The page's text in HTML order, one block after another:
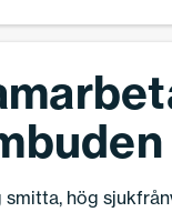
omikron
smitta, hög